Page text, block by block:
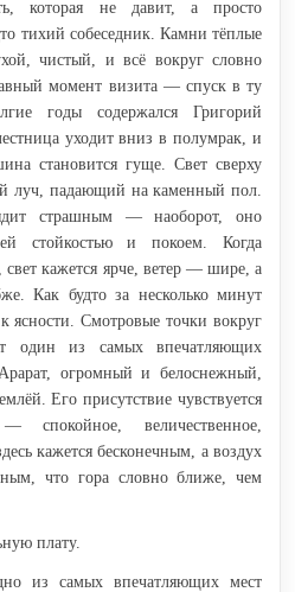
которая не давит, а просто
тихий собеседник. Камни тёплые
чистый, и всё вокруг словно
момент визита — спуск в ту
годы содержался Григорий
уходит вниз в полумрак, и
становится гуще. Свет сверху
луч, падающий на каменный пол.
страшным — наоборот, оно
стойкостью и покоем. Когда
кажется ярче, ветер — шире, а
Как будто за несколько минут
ясности. Смотровые точки вокруг
один из самых впечатляющих
огромный и белоснежный,
Его присутствие чувствуется
спокойное, величественное,
кажется бесконечным, а воздух
что гора словно ближе, чем
плату.
из самых впечатляющих мест